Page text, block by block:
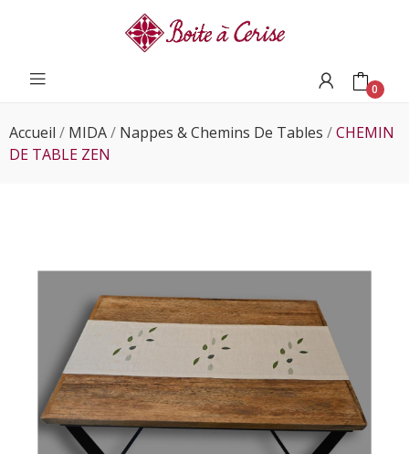
0
Accueil MIDA Nappes & Chemins De Tables
CHEMIN
DE TABLE ZEN